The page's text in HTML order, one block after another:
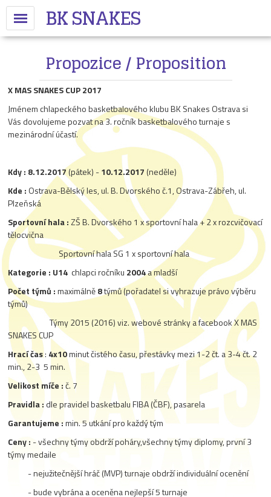
BK SNAKES
Propozice / Proposition
X MAS SNAKES CUP 2017
Jménem chlapeckého basketbalového klubu BK Snakes Ostrava si
Vás dovolujeme pozvat na 3. ročník basketbalového turnaje s
mezinárodní účastí.
Kdy : 8.12.2017(pátek) -10.12.2017 (neděle)
Kde : Ostrava-Bělský les, ul. B. Dvorského č.1, Ostrava-Zábřeh, ul.
Plzeňská
Sportovní hala :ZŠ B. Dvorského 1 x sportovní hala + 2 x rozcvičovací
tělocvična
Sportovní hala SG 1 x sportovní hala
Kategorie : U14 chlapci ročníku 2004a mladší
Počet týmů :maximálně8týmů (pořadatel si vyhrazuje právo výběru
týmů)
Týmy 2015 (2016) viz. webové stránky a facebook X MAS
SNAKES CUP
Hrací čas: 4x10minut čistého času, přestávky mezi 1-2 čt. a 3-4 čt. 2
min., 2-3 5 min.
Velikost míče :č. 7
Pravidla : dle pravidel basketbalu FIBA (ČBF), pasarela
Garantujeme :min. 5 utkání pro každý tým
Ceny : - všechny týmy obdrží poháry,všechny týmy diplomy, první 3
týmy medaile
- nejužitečnější hráč (MVP) turnaje obdrží individuální ocenění
- bude vybrána a oceněna nejlepší 5 turnaje